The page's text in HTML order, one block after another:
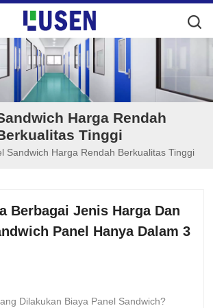
Harga Rendah
Tinggi
Sandwich Harga Rendah Berkualitas Tinggi
Berbagai Jenis Harga Dan
Panel Hanya Dalam 3
Dilakukan Biaya Panel Sandwich?